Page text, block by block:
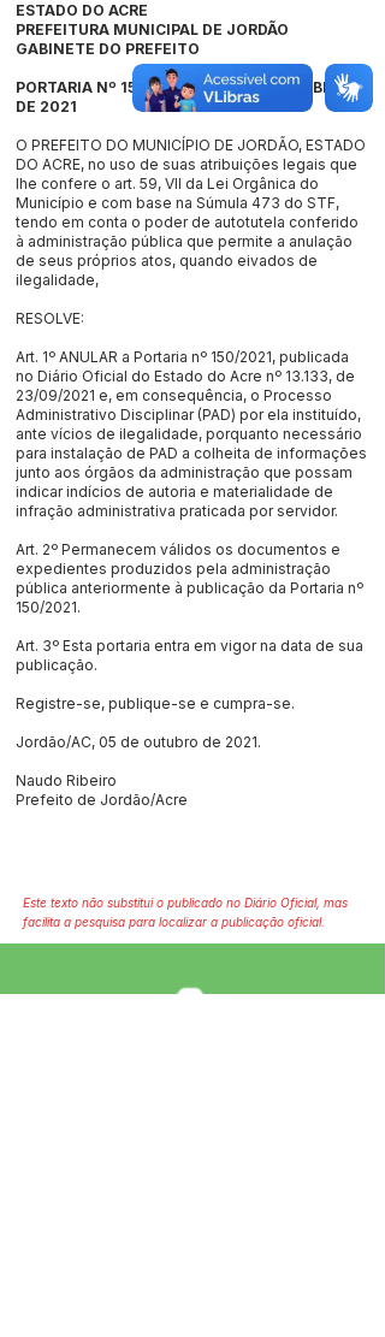
ESTADO DO ACRE
PREFEITURA MUNICIPAL DE JORDÃO
GABINETE DO PREFEITO
PORTARIA Nº 158/2021, DE 05 DE OUTUBRO
DE 2021
O PREFEITO DO MUNICÍPIO DE JORDÃO, ESTADO
DO ACRE, no uso de suas atribuições legais que
lhe confere o art. 59, VII da Lei Orgânica do
Município e com base na Súmula 473 do STF,
tendo em conta o poder de autotutela conferido
à administração pública que permite a anulação
de seus próprios atos, quando eivados de
ilegalidade,
RESOLVE:
Art. 1º ANULAR a Portaria nº 150/2021, publicada
no Diário Oficial do Estado do Acre nº 13.133, de
23/09/2021 e, em consequência, o Processo
Administrativo Disciplinar (PAD) por ela instituído,
ante vícios de ilegalidade, porquanto necessário
para instalação de PAD a colheita de informações
junto aos órgãos da administração que possam
indicar indícios de autoria e materialidade de
infração administrativa praticada por servidor.
Art. 2º Permanecem válidos os documentos e
expedientes produzidos pela administração
pública anteriormente à publicação da Portaria nº
150/2021.
Art. 3º Esta portaria entra em vigor na data de sua
publicação.
Registre-se, publique-se e cumpra-se.
Jordão/AC, 05 de outubro de 2021.
Naudo Ribeiro
Prefeito de Jordão/Acre
Este texto não substitui o publicado no Diário Oficial, mas
facilita a pesquisa para localizar a publicação oficial.